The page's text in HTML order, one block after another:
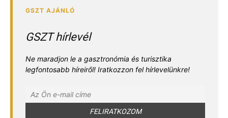
GSZT hírlevél
Ne maradjon le a gasztronómia és turisztika
legfontosabb híreiről! Iratkozzon fel hírlevelünkre!